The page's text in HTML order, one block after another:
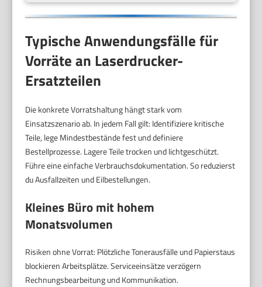
Typische Anwendungsfälle für
Vorräte an Laserdrucker-
Ersatzteilen
Die konkrete Vorratshaltung hängt stark vom
Einsatzszenario ab. In jedem Fall gilt: Identifiziere kritische
Teile, lege Mindestbestände fest und definiere
Bestellprozesse. Lagere Teile trocken und lichtgeschützt.
Führe eine einfache Verbrauchsdokumentation. So reduzierst
du Ausfallzeiten und Eilbestellungen.
Kleines Büro mit hohem
Monatsvolumen
Risiken ohne Vorrat: Plötzliche Tonerausfälle und Papierstaus
blockieren Arbeitsplätze. Serviceeinsätze verzögern
Rechnungsbearbeitung und Kommunikation.